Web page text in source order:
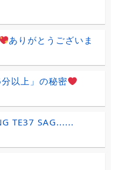
ありがとうございま
分以上」の秘密
TE37 SAG......